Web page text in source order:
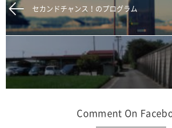
セカンドチャンス！のプログラム
Comment On